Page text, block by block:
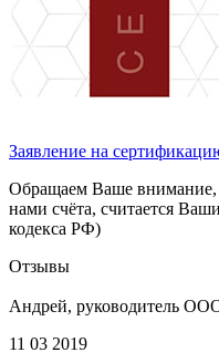
Заявление на
Обращаем Ваше внимание,
нами счёта, считается
кодекса РФ)
Отзывы
Андрей, руководитель
11 03 2019